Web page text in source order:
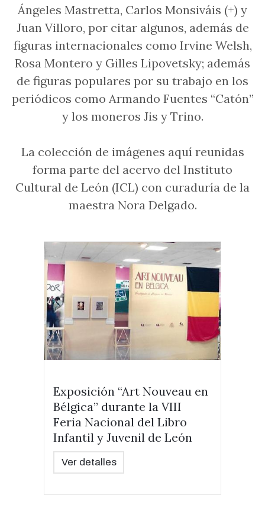
Ángeles Mastretta, Carlos Monsiváis (+) y
Juan Villoro, por citar algunos, además de
figuras internacionales como Irvine Welsh,
Rosa Montero y Gilles Lipovetsky; además
de figuras populares por su trabajo en los
periódicos como Armando Fuentes “Catón”
y los moneros Jis y Trino.
La colección de imágenes aquí reunidas
forma parte del acervo del Instituto
Cultural de León (ICL) con curaduría de la
maestra Nora Delgado.
Exposición “Art Nouveau en
Bélgica” durante la VIII
Feria Nacional del Libro
Infantil y Juvenil de León
Ver detalles